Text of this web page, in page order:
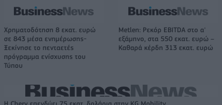
Χρηματοδότηση 8 εκατ. ευρώ
σε 843 μέσα ενημέρωσης-
Ξεκίνησε το πενταετές
πρόγραμμα ενίσχυσης του
Τύπου
Metlen: Ρεκόρ EBITDA στο α'
εξάμηνο, στα 550 εκατ. ευρώ –
Καθαρά κέρδη 313 εκατ. ευρώ